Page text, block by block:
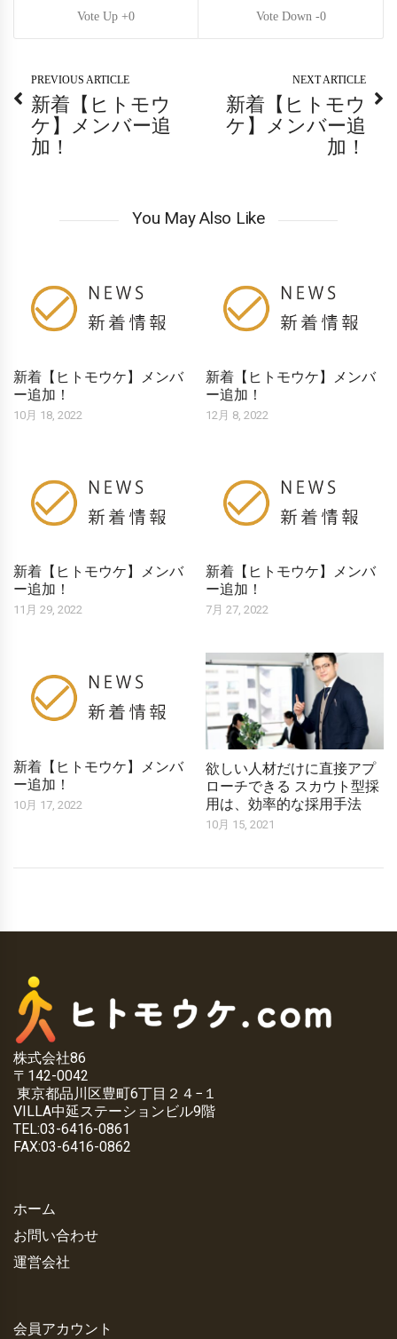
0 0
PREVIOUS ARTICLE
新着【ヒトモウ
ケ】メンバー追
加！
NEXT ARTICLE
新着【ヒトモウ
ケ】メンバー追
加！
You May Also Like
新着【ヒトモウケ】メンバ
ー追加！
10月 18, 2022
新着【ヒトモウケ】メンバ
ー追加！
12月 8, 2022
新着【ヒトモウケ】メンバ
ー追加！
11月 29, 2022
新着【ヒトモウケ】メンバ
ー追加！
7月 27, 2022
新着【ヒトモウケ】メンバ
ー追加！
10月 17, 2022
欲しい人材だけに直接アプ
ローチできる スカウト型採
用は、効率的な採用手法
10月 15, 2021
株式会社86
〒142-0042
東京都品川区豊町6丁目２４−１
VILLA中延ステーションビル9階
TEL:03-6416-0861
FAX:03-6416-0862
ホーム
お問い合わせ
運営会社
会員アカウント